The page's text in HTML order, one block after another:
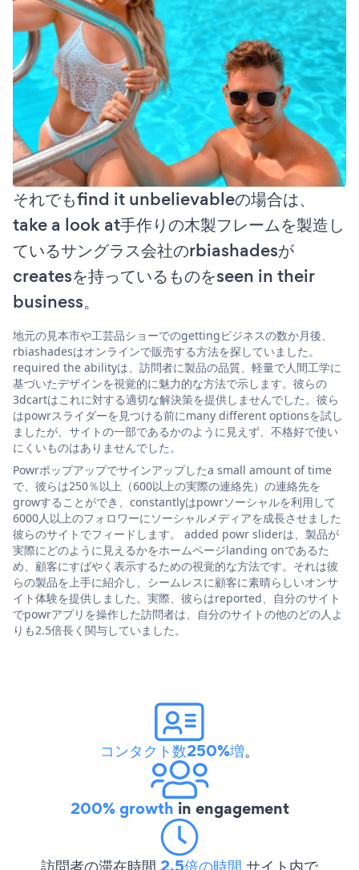
それでもfind it unbelievableの場合は、
take a look at手作りの木製フレームを製造し
ているサングラス会社のrbiashadesが
createsを持っているものをseen in their
business。
地元の見本市や工芸品ショーでのgettingビジネスの数か月後、
rbiashadesはオンラインで販売する方法を探していました。
required the abilityは、訪問者に製品の品質、軽量で人間工学に
基づいたデザインを視覚的に魅力的な方法で示します。彼らの
3dcartはこれに対する適切な解決策を提供しませんでした。彼ら
はpowrスライダーを見つける前にmany different optionsを試し
ましたが、サイトの一部であるかのように見えず、不格好で使い
にくいものはありませんでした。
Powrポップアップでサインアップしたa small amount of time
で、彼らは250％以上（600以上の実際の連絡先）の連絡先を
growすることができ、constantlyはpowrソーシャルを利用して
6000人以上のフォロワーにソーシャルメディアを成長させました
彼らのサイトでフィードします。 added powr sliderは、製品が
実際にどのように見えるかをホームページlanding onであるた
め、顧客にすばやく表示するための視覚的な方法です。それは彼
らの製品を上手に紹介し、シームレスに顧客に素晴らしいオンサ
イト体験を提供しました。実際、彼らはreported、自分のサイト
でpowrアプリを操作した訪問者は、自分のサイトの他のどの人よ
りも2.5倍長く関与していました。
コンタクト数250%増。
200% growth in engagement